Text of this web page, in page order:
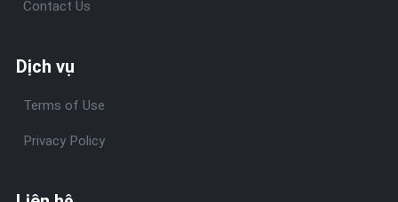
Contact Us
Dịch vụ
Terms of Use
Privacy Policy